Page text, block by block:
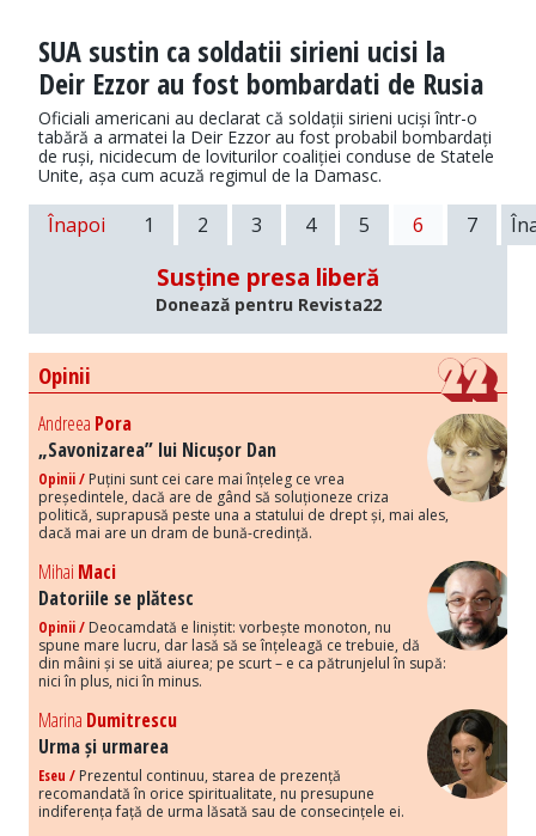
SUA sustin ca soldatii sirieni ucisi la
Deir Ezzor au fost bombardati de Rusia
Oficiali americani au declarat că soldații sirieni uciși într-o
tabără a armatei la Deir Ezzor au fost probabil bombardați
de ruși, nicidecum de loviturilor coaliției conduse de Statele
Unite, așa cum acuză regimul de la Damasc.
Înapoi 1 2 3 4 5 6 7
Susține presa liberă
Donează pentru Revista22
Opinii
Andreea Pora
„Savonizarea” lui Nicușor Dan
Opinii / Puțini sunt cei care mai înțeleg ce vrea
președintele, dacă are de gând să soluționeze criza
politică, suprapusă peste una a statului de drept și, mai ales,
dacă mai are un dram de bună-credință.
Mihai Maci
Datoriile se plătesc
Opinii / Deocamdată e liniștit: vorbește monoton, nu
spune mare lucru, dar lasă să se înțeleagă ce trebuie, dă
din mâini și se uită aiurea; pe scurt – e ca pătrunjelul în supă:
nici în plus, nici în minus.
Marina Dumitrescu
Urma și urmarea
Eseu / Prezentul continuu, starea de prezență
recomandată în orice spiritualitate, nu presupune
indiferența față de urma lăsată sau de consecințele ei.